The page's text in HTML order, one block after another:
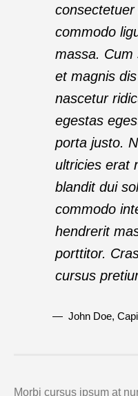
consectetuer
commodo
massa. Cum
et magnis
nascetur
egestas
porta justo.
ultricies erat
blandit dui
commodo
hendrerit
porttitor.
cursus
John Doe,
Morbi cursus ipsum at